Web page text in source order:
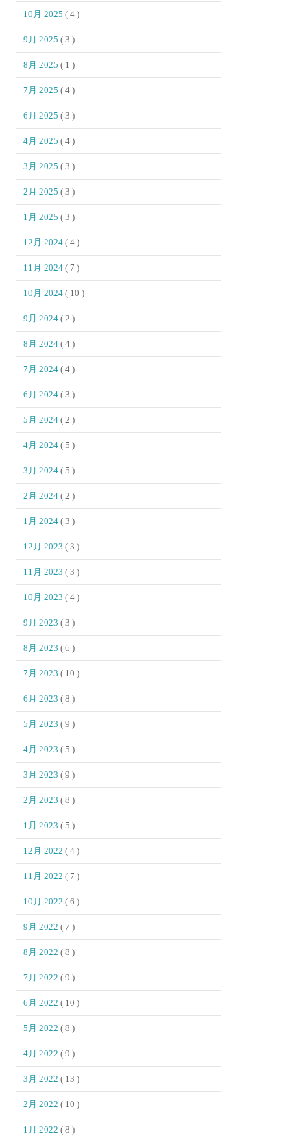
10月 2025( 4 )
9月 2025( 3 )
8月 2025( 1 )
7月 2025( 4 )
6月 2025( 3 )
4月 2025( 4 )
3月 2025( 3 )
2月 2025( 3 )
1月 2025( 3 )
12月 2024( 4 )
11月 2024( 7 )
10月 2024( 10 )
9月 2024( 2 )
8月 2024( 4 )
7月 2024( 4 )
6月 2024( 3 )
5月 2024( 2 )
4月 2024( 5 )
3月 2024( 5 )
2月 2024( 2 )
1月 2024( 3 )
12月 2023( 3 )
11月 2023( 3 )
10月 2023( 4 )
9月 2023( 3 )
8月 2023( 6 )
7月 2023( 10 )
6月 2023( 8 )
5月 2023( 9 )
4月 2023( 5 )
3月 2023( 9 )
2月 2023( 8 )
1月 2023( 5 )
12月 2022( 4 )
11月 2022( 7 )
10月 2022( 6 )
9月 2022( 7 )
8月 2022( 8 )
7月 2022( 9 )
6月 2022( 10 )
5月 2022( 8 )
4月 2022( 9 )
3月 2022( 13 )
2月 2022( 10 )
1月 2022( 8 )